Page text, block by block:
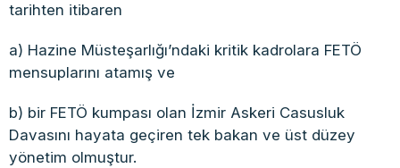
tarihten itibaren
a) Hazine Müsteşarlığı’ndaki kritik kadrolara FETÖ
mensuplarını atamış ve
b) bir FETÖ kumpası olan İzmir Askeri Casusluk
Davasını hayata geçiren tek bakan ve üst düzey
yönetim olmuştur.